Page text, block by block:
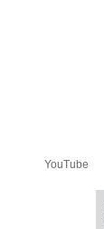
YouTube